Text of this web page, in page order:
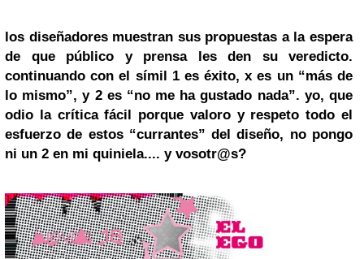
los diseñadores muestran sus propuestas a la espera
de que público y prensa les den su veredicto.
continuando con el símil 1 es éxito, x es un “más de
lo mismo”, y 2 es “no me ha gustado nada”. yo, que
odio la crítica fácil porque valoro y respeto todo el
esfuerzo de estos “currantes” del diseño, no pongo
ni un 2 en mi quiniela.... y vosotr@s?